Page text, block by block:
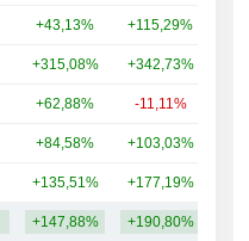
+43,13% +115,29%
+315,08% +342,73%
+62,88% -11,11%
+84,58% +103,03%
+135,51% +177,19%
+147,88% +190,80%